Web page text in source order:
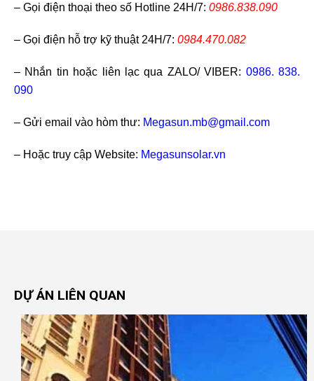
– Gọi điện thoại theo số Hotline 24H/7: 0986.838.090
– Gọi điện hỗ trợ kỹ thuật 24H/7: 0984.470.082
– Nhắn tin hoặc liên lạc qua ZALO/ VIBER: 0986. 838.
090
– Gửi email vào hòm thư: Megasun.mb@gmail.com
– Hoặc truy cập Website: Megasunsolar.vn
DỰ ÁN LIÊN QUAN